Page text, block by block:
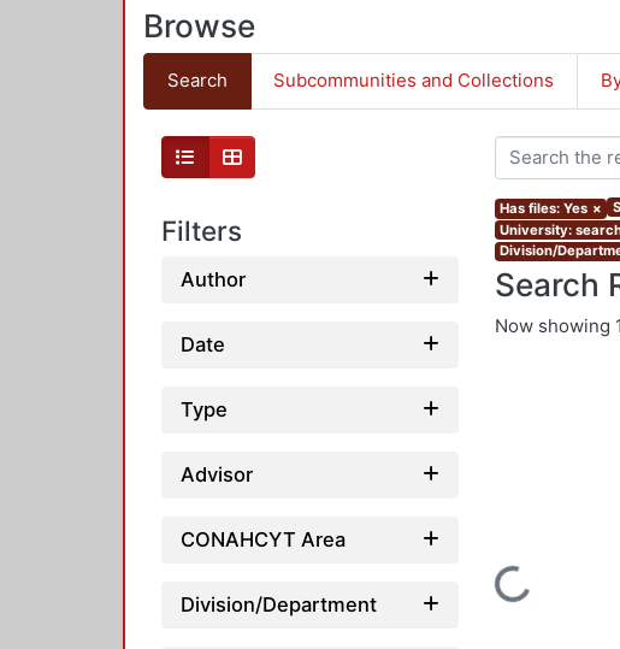
Browse
Search Subcommunities and Collections
Filters
Author
Date
Type
Advisor
CONAHCYT Area
Division/Department
Has files: Yes ×
University:
Division/
Search
Now showing
Loading...